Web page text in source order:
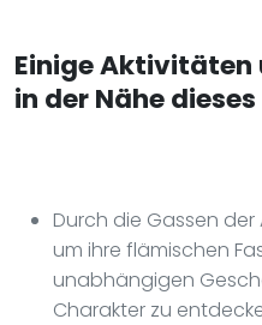
Einige Aktivitäten
in der Nähe
Durch die Gassen
um ihre flämischen
unabhängigen
Charakter zu